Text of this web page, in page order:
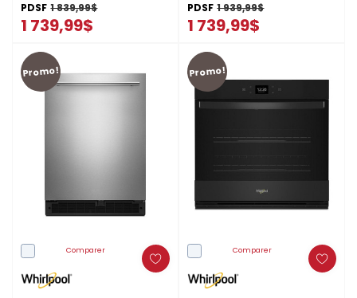
PDSF 1 839,99$
1 739,99$
PDSF 1 939,99$
1 739,99$
Promo!
Comparer
Promo!
Comparer